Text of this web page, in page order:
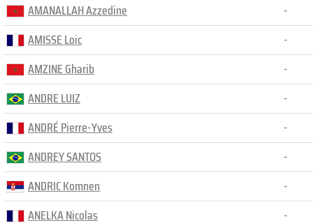
AMANALLAH Azzedine
-
AMISSE Loic
-
AMZINE Gharib
-
ANDRE LUIZ
-
ANDRÉ Pierre-Yves
-
ANDREY SANTOS
-
ANDRIC Komnen
-
ANELKA Nicolas
-